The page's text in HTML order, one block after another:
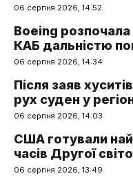
06 серпня 2026, 14:52
Boeing
КАБ дальністю
06 серпня 2026, 14:34
Після заяв
рух суден у
06 серпня 2026, 14:03
США готували
часів Другої
06 серпня 2026, 13:49